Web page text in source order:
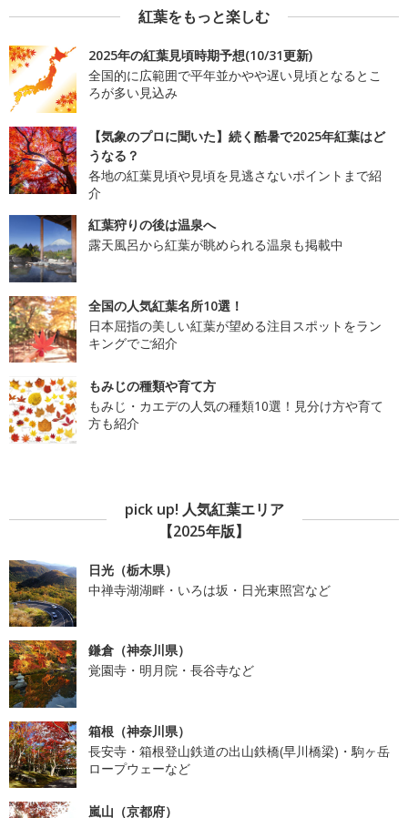
紅葉をもっと楽しむ
2025年の紅葉見頃時期予想(10/31更新)
全国的に広範囲で平年並かやや遅い見頃となるとこ
ろが多い見込み
【気象のプロに聞いた】続く酷暑で2025年紅葉はど
うなる？
各地の紅葉見頃や見頃を見逃さないポイントまで紹
介
紅葉狩りの後は温泉へ
露天風呂から紅葉が眺められる温泉も掲載中
全国の人気紅葉名所10選！
日本屈指の美しい紅葉が望める注目スポットをラン
キングでご紹介
もみじの種類や育て方
もみじ・カエデの人気の種類10選！見分け方や育て
方も紹介
pick up! 人気紅葉エリア
【2025年版】
日光（栃木県）
中禅寺湖湖畔・いろは坂・日光東照宮など
鎌倉（神奈川県）
覚園寺・明月院・長谷寺など
箱根（神奈川県）
長安寺・箱根登山鉄道の出山鉄橋(早川橋梁)・駒ヶ岳
ロープウェーなど
嵐山（京都府）